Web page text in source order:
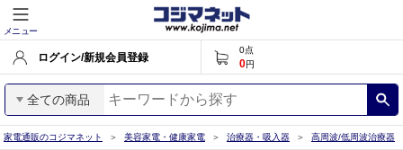
メニュー
ログイン/新規会員登録
0点
0円
全ての商品
家電通販のコジマネット 美容家電・健康家電 治療器・吸入器 高周波/低周波治療器